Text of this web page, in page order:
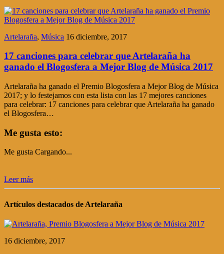
Artelaraña, Música 16 diciembre, 2017
17 canciones para celebrar que Artelaraña ha
ganado el Blogosfera a Mejor Blog de Música 2017
Artelaraña ha ganado el Premio Blogosfera a Mejor Blog de Música
2017; y lo festejamos con esta lista con las 17 mejores canciones
para celebrar: 17 canciones para celebrar que Artelaraña ha ganado
el Blogosfera…
Me gusta esto:
Me gusta Cargando...
Leer más
Artículos destacados de Artelaraña
16 diciembre, 2017